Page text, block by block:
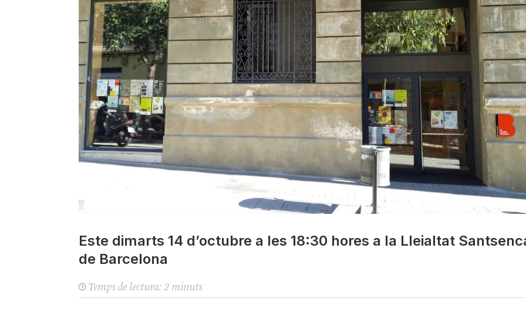
Este dimarts 14 d’octubre a les 18:30 hores a la Lleialtat
de Barcelona
Temps de lectura: 2 minuts